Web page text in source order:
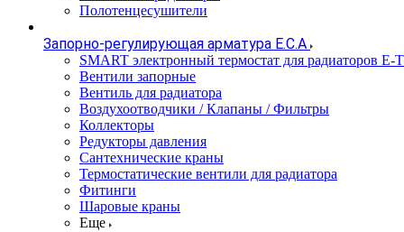
Полотенцесушители
Запорно-регулирующая арматура E.C.A
SMART электронный термостат для радиаторов E-
Вентили запорные
Вентиль для радиатора
Воздухоотводчики / Клапаны / Фильтры
Коллекторы
Редукторы давления
Сантехнические краны
Термостатические вентили для радиатора
Фитинги
Шаровые краны
Еще